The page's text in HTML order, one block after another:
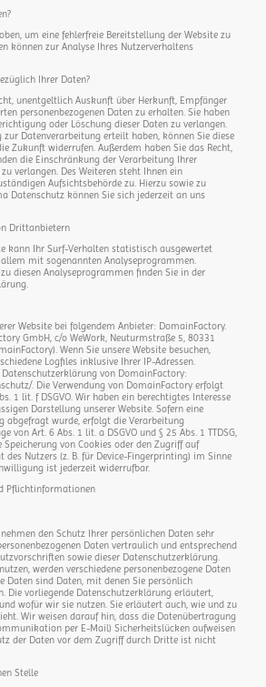
um eine fehlerfreie Bereitstellung der Website zu
können zur Analyse Ihres Nutzerverhaltens
Ihrer Daten?
unentgeltlich Auskunft über Herkunft, Empfänger
personenbezogenen Daten zu erhalten. Sie haben
oder Löschung dieser Daten zu verlangen.
zur Datenverarbeitung erteilt haben, können Sie diese
Zukunft widerrufen. Außerdem haben Sie das Recht,
die Einschränkung der Verarbeitung Ihrer
verlangen. Des Weiteren steht Ihnen ein
Aufsichtsbehörde zu. Hierzu sowie zu
Datenschutz können Sie sich jederzeit an uns
Drittanbietern
kann Ihr Surf-Verhalten statistisch ausgewertet
mit sogenannten Analyseprogrammen.
diesen Analyseprogrammen finden Sie in der
Website bei folgendem Anbieter: DomainFactory.
GmbH, c/o WeWork, Neuturmstraße 5, 80331
Wenn Sie unsere Website besuchen,
Logfiles inklusive Ihrer IP-Adressen.
von DomainFactory:
. Die Verwendung von DomainFactory erfolgt
1 lit. f DSGVO. Wir haben ein berechtigtes Interesse
Darstellung unserer Website. Sofern eine
abgefragt wurde, erfolgt die Verarbeitung
von Art. 6 Abs. 1 lit. a DSGVO und § 25 Abs. 1 TTDSG,
von Cookies oder den Zugriff auf
Nutzers (z. B. für Device-Fingerprinting) im Sinne
ist jederzeit widerrufbar.
Pflichtinformationen
den Schutz Ihrer persönlichen Daten sehr
Daten vertraulich und entsprechend
sowie dieser Datenschutzerklärung.
werden verschiedene personenbezogene Daten
Daten sind Daten, mit denen Sie persönlich
Die vorliegende Datenschutzerklärung erläutert,
wofür wir sie nutzen. Sie erläutert auch, wie und zu
Wir weisen darauf hin, dass die Datenübertragung
per E-Mail) Sicherheitslücken aufweisen
der Daten vor dem Zugriff durch Dritte ist nicht
Stelle